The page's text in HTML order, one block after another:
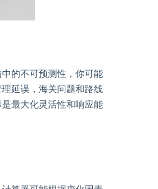
的不可预测性，你可能
延误，海关问题和路线
最大化灵活性和响应能